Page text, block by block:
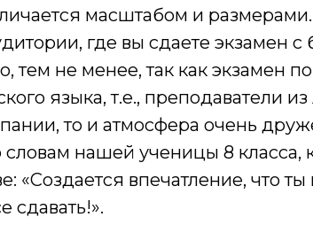
масштабом и
где вы сдаете экзамен
тем не менее, так как экзамен
языка, т.е., преподаватели
то и атмосфера очень
нашей ученицы 8 класса,
«Создается впечатление, что
сдавать!».